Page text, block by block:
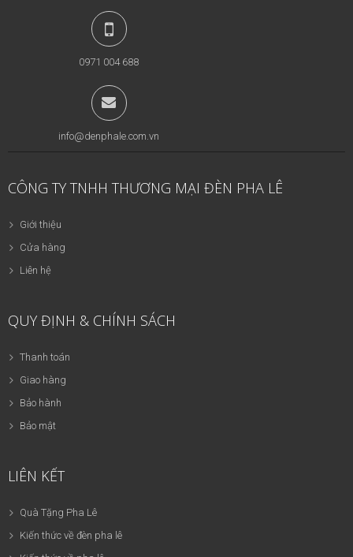
0971 004 688
info@denphale.com.vn
CÔNG TY TNHH THƯƠNG MẠI ĐÈN PHA LÊ
Giới thiệu
Cửa hàng
Liên hệ
QUY ĐỊNH & CHÍNH SÁCH
Thanh toán
Giao hàng
Bảo hành
Bảo mật
LIÊN KẾT
Quà Tặng Pha Lê
Kiến thức về đèn pha lê